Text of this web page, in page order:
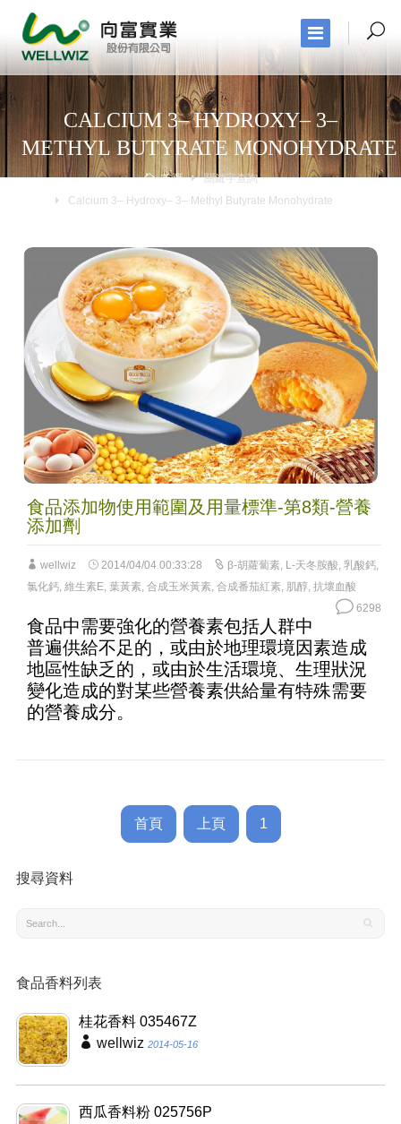
CALCIUM 3– HYDROXY– 3–
METHYL BUTYRATE MONOHYDRATE
首頁
關鍵字查詢
Calcium 3– Hydroxy– 3– Methyl Butyrate Monohydrate
食品添加物使用範圍及用量標準-第8類-營養
添加劑
wellwiz 2014/04/04 00:33:28 β-胡蘿蔔素, L-天冬胺酸, 乳酸鈣,
氯化鈣, 維生素E, 葉黃素, 合成玉米黃素, 合成番茄紅素, 肌醇, 抗壞血酸
6298
食品中需要強化的營養素包括人群中
普遍供給不足的，或由於地理環境因素造成
地區性缺乏的，或由於生活環境、生理狀況
變化造成的對某些營養素供給量有特殊需要
的營養成分。
首頁 上頁 1
搜尋資料
食品香料列表
桂花香料 035467Z
wellwiz 2014-05-16
西瓜香料粉 025756P